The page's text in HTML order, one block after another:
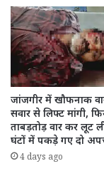
जांजगीर में खौफनाक
सवार से लिफ्ट मांगी,
ताबड़तोड़ वार कर लूट
घंटों में पकड़े गए दो
4 days ago